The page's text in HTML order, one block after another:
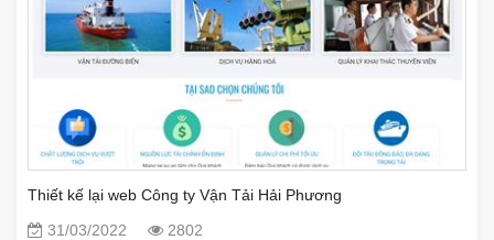
Thiết kế lại web Công ty Vận Tải Hải Phương
31/03/2022
2802